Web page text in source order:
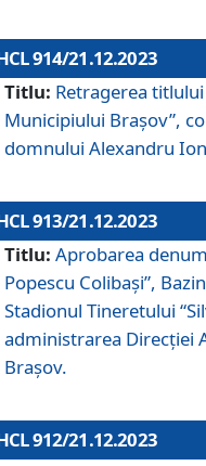
914/21.12.2023
Titlu: Retragerea
Municipiului Brașov”,
domnului Alexandru
913/21.12.2023
Titlu: Aprobarea
Popescu Colibași”,
Stadionul Tineretului
administrarea Direcției
Brașov.
912/21.12.2023